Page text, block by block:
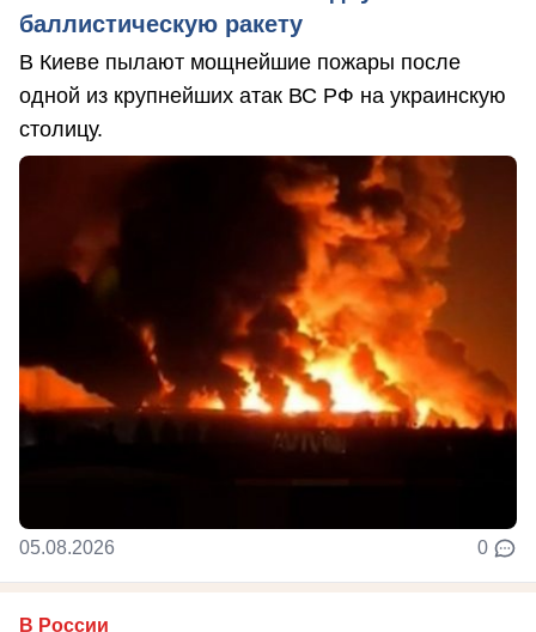
баллистическую ракету
В Киеве пылают мощнейшие пожары после
одной из крупнейших атак ВС РФ на украинскую
столицу.
05.08.2026 0
В России